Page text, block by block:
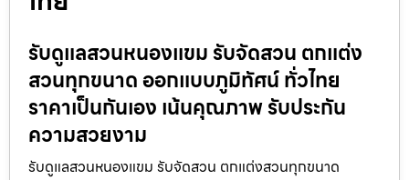
รับดูแลสวนหนองแขม รับจัดสวน ตกแต่ง
สวนทุกขนาด ออกแบบภูมิทัศน์ ทั่วไทย
ราคาเป็นกันเอง เน้นคุณภาพ รับประกัน
ความสวยงาม
รับดูแลสวนหนองแขม รับจัดสวน ตกแต่งสวนทุกขนาด